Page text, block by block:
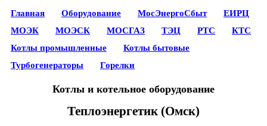
Главная Оборудование МосЭнергоСбыт
ЕИРЦ
МОЭК
МОЭСК МОСГАЗ ТЭЦ РТС
КТС
Котлы промышленные
Котлы бытовые
Турбогенераторы
Горелки
Котлы и котельное оборудование
Теплоэнергетик (Омск)